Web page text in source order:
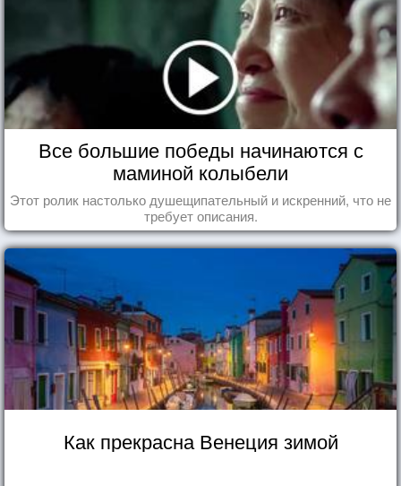
Все большие победы начинаются с
маминой колыбели
Этот ролик настолько душещипательный и искренний, что не
требует описания.
Как прекрасна Венеция зимой